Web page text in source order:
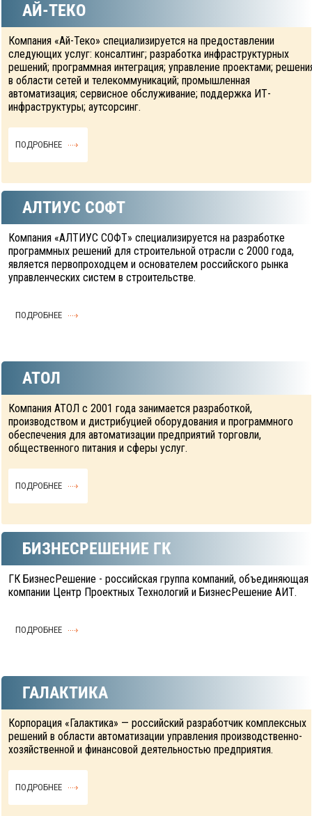
АЙ-ТЕКО
Компания «Ай-Теко» специализируется на предоставлении
следующих услуг: консалтинг; разработка инфраструктурных
решений; программная интеграция; управление проектами;
в области сетей и телекоммуникаций; промышленная
автоматизация; сервисное обслуживание; поддержка ИТ-
инфраструктуры; аутсорсинг.
ПОДРОБНЕЕ
АЛТИУС СОФТ
Компания «АЛТИУС СОФТ» специализируется на разработке
программных решений для строительной отрасли с 2000 года,
является первопроходцем и основателем российского рынка
управленческих систем в строительстве.
ПОДРОБНЕЕ
АТОЛ
Компания АТОЛ с 2001 года занимается разработкой,
производством и дистрибуцией оборудования и программного
обеспечения для автоматизации предприятий торговли,
общественного питания и сферы услуг.
ПОДРОБНЕЕ
БИЗНЕСРЕШЕНИЕ ГК
ГК БизнесРешение - российская группа компаний, объединяющая
компании Центр Проектных Технологий и БизнесРешение АИТ.
ПОДРОБНЕЕ
ГАЛАКТИКА
Корпорация «Галактика» — российский разработчик комплексных
решений в области автоматизации управления производственно-
хозяйственной и финансовой деятельностью предприятия.
ПОДРОБНЕЕ